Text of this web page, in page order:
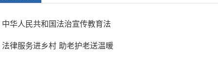
中华人民共和国法治宣传教育法
法律服务进乡村 助老护老送温暖